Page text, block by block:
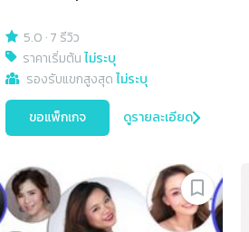
5.0 ·7 รีวิว
ราคาเริ่มต้นไม่ระบุ
รองรับแขกสูงสุดไม่ระบุ
ขอแพ็กเกจ ดูรายละเอียด